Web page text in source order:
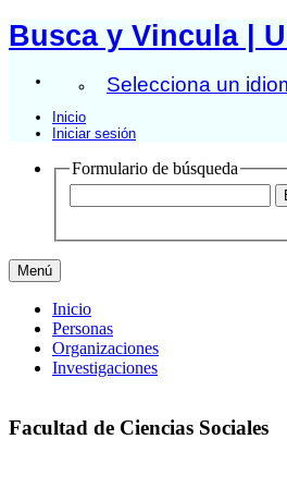
Busca y Vincula |
Selecciona un
Inicio
Iniciar sesión
Formulario de búsqueda
Menú
Inicio
Personas
Organizaciones
Investigaciones
Facultad de Ciencias Sociales